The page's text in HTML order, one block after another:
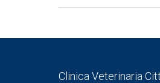
Clinica Veterinaria